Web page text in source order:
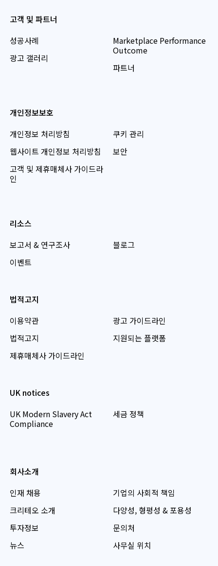
고객 및 파트너
성공사례
광고 갤러리
Marketplace Performance
Outcome
파트너
개인정보보호
개인정보 처리방침
웹사이트 개인정보 처리방침
고객 및 제휴매체사 가이드라
인
쿠키 관리
보안
리소스
보고서 & 연구조사
이벤트
블로그
법적고지
이용약관
법적고지
제휴매체사 가이드라인
광고 가이드라인
지원되는 플랫폼
UK notices
UK Modern Slavery Act
Compliance
세금 정책
회사소개
인재 채용
크리테오 소개
투자정보
뉴스
기업의 사회적 책임
다양성, 형평성 & 포용성
문의처
사무실 위치